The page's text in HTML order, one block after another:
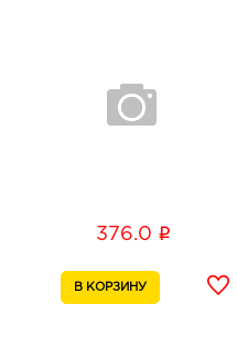
376.0 i